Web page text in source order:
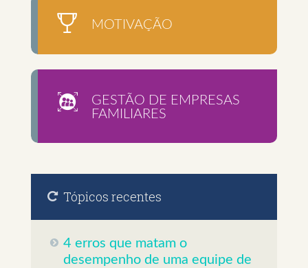
MOTIVAÇÃO
GESTÃO DE EMPRESAS
FAMILIARES
Tópicos recentes
4 erros que matam o
desempenho de uma equipe de